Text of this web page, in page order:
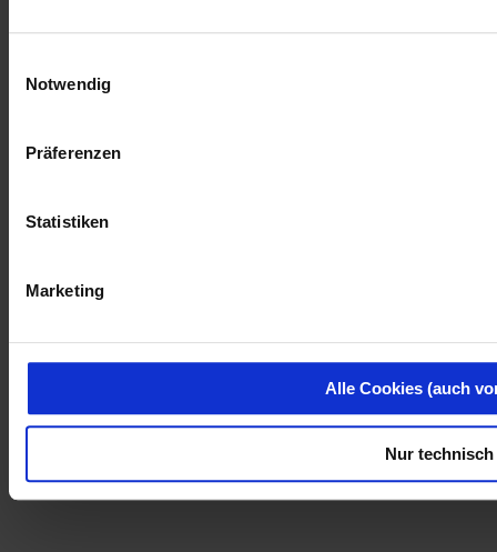
Notwendig
Präferenzen
Statistiken
Marketing
Alle Cookies (auch
Nur